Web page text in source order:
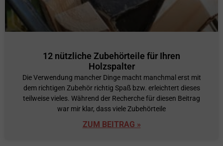
12 nützliche Zubehörteile für Ihren
Holzspalter
Die Verwendung mancher Dinge macht manchmal erst mit
dem richtigen Zubehör richtig Spaß bzw. erleichtert dieses
teilweise vieles. Während der Recherche für diesen Beitrag
war mir klar, dass viele Zubehörteile
ZUM BEITRAG »